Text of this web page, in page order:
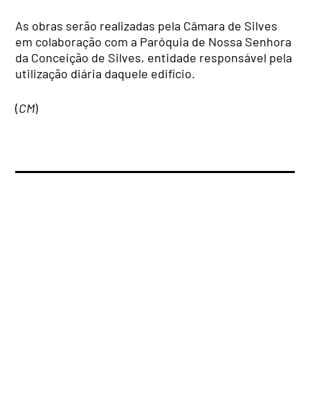
As obras serão realizadas pela Câmara de Silves
em colaboração com a Paróquia de Nossa Senhora
da Conceição de Silves, entidade responsável pela
utilização diária daquele edifício.
(CM)